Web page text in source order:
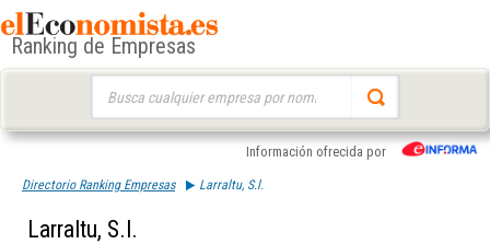
Ranking de Empresas
Información ofrecida por
Directorio Ranking Empresas Larraltu, S.l.
Larraltu, S.l.